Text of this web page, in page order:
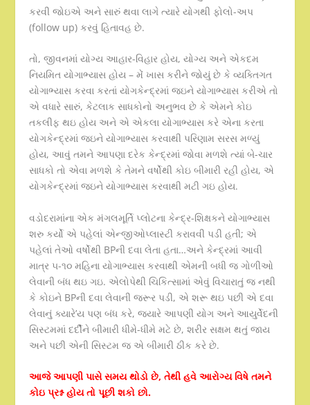
કરવી જોઇએ અને સારું થવા લાગે ત્યારે યોગથી ફોલો-અપ
(follow up) કરવું હિતાવહ છે.
તો, જીવનમાં યોગ્ય આહાર-વિહાર હોય, યોગ્ય અને એકદમ
નિયમિત યોગાભ્યાસ હોય – મેં ખાસ કરીને જોયું છે કે વ્યક્તિગત
યોગાભ્યાસ કરવા કરતાં યોગકેન્દ્રમાં જઇને યોગાભ્યાસ કરીએ તો
એ વધારે સારું, કેટલાક સાધકોનો અનુભવ છે કે એમને કોઇ
તકલીફ થઇ હોય અને એ એકલા યોગાભ્યાસ કરે એના કરતા
યોગકેન્દ્રમાં જઇને યોગાભ્યાસ કરવાથી પરિણામ સરસ મળ્યું
હોય, આવું તમને આપણા દરેક કેન્દ્રમાં જોવા મળશે ત્યાં બે-ચાર
સાધકો તો એવા મળશે કે તેમને વર્ષોથી કોઇ બીમારી રહી હોય, એ
યોગકેન્દ્રમાં જઇને યોગાભ્યાસ કરવાથી મટી ગઇ હોય.
વડોદરામાંના એક મંગલમૂર્તિ પ્લોટના કેન્દ્ર-શિક્ષકને યોગાભ્યાસ
શરુ કર્યો એ પહેલાં એન્જીઓપ્લાસ્ટી કરાવવી પડી હતી; એ
પહેલાં તેઓ વર્ષોથી BPની દવા લેતા હતા…અને કેન્દ્રમાં આવી
માત્ર ૫-૧૦ મહિના યોગાભ્યાસ કરવાથી એમની બધી જ ગોળીઓ
લેવાની બંધ થઇ ગઇ. એલોપેથી ચિકિત્સામાં એવું વિચારાતું જ નથી
કે કોઇને BPની દવા લેવાની જરૂર પડી, એ શરૂ થઇ પછી એ દવા
લેવાનું ક્યારે’ય પણ બંધ કરે, જ્યારે આપણી યોગ અને આયુર્વેદની
સિસ્ટમમાં દર્દીને બીમારી ધીમે-ધીમે મટે છે, શરીર સક્ષમ થતું જાય
અને પછી એની સિસ્ટમ જ એ બીમારી ઠીક કરે છે.
આજે આપણી પાસે સમય થોડો છે, તેથી હવે આરોગ્ય વિષે તમને
કોઇ પ્રશ્ન હોય તો પૂછી શકો છો.